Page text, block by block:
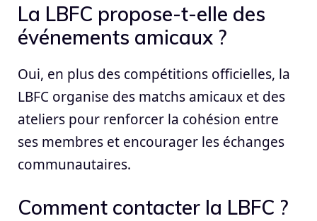
La LBFC propose-t-elle des
événements amicaux ?
Oui, en plus des compétitions officielles, la
LBFC organise des matchs amicaux et des
ateliers pour renforcer la cohésion entre
ses membres et encourager les échanges
communautaires.
Comment contacter la LBFC ?